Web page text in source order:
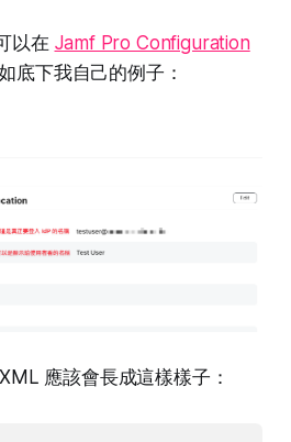
以在 Jamf Pro Configuration
底下我自己的例子：
應該會長成這樣樣子：